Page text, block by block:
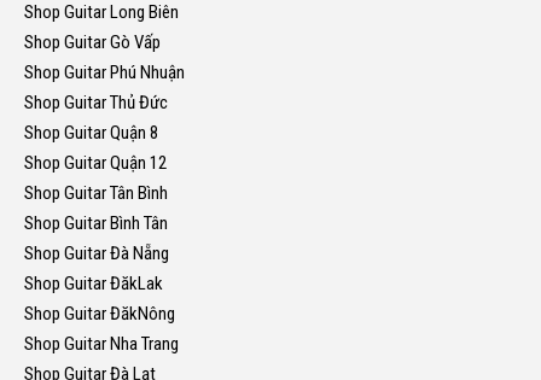
Shop Guitar Long Biên
Shop Guitar Gò Vấp
Shop Guitar Phú Nhuận
Shop Guitar Thủ Đức
Shop Guitar Quận 8
Shop Guitar Quận 12
Shop Guitar Tân Bình
Shop Guitar Bình Tân
Shop Guitar Đà Nẵng
Shop Guitar ĐăkLak
Shop Guitar ĐăkNông
Shop Guitar Nha Trang
Shop Guitar Đà Lạt